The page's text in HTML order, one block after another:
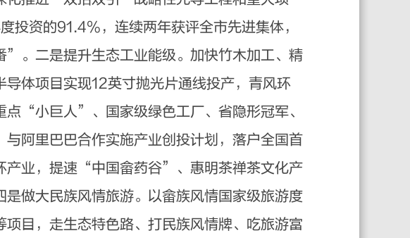
资的91.4%，连续两年获评全市先进集体，
。二是提升生态工业能级。加快竹木加工、精
体项目实现12英寸抛光片通线投产，青风环
点“小巨人”、国家级绿色工厂、省隐形冠军、
阿里巴巴合作实施产业创投计划，落户全国首
产业，提速“中国畲药谷”、惠明茶禅茶文化产
做大民族风情旅游。以畲族风情国家级旅游度
目，走生态特色路、打民族风情牌、吃旅游富